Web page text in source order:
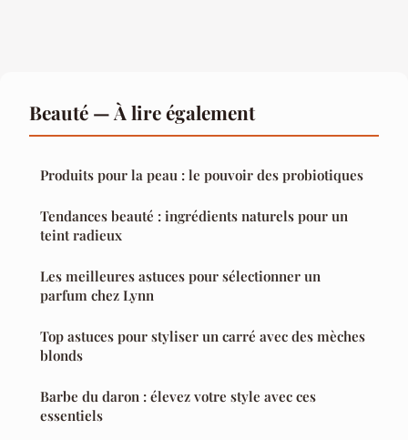
Beauté — À lire également
Produits pour la peau : le pouvoir des probiotiques
Tendances beauté : ingrédients naturels pour un
teint radieux
Les meilleures astuces pour sélectionner un
parfum chez Lynn
Top astuces pour styliser un carré avec des mèches
blonds
Barbe du daron : élevez votre style avec ces
essentiels